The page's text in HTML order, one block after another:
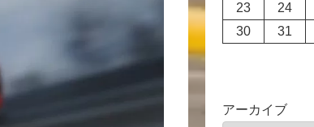
23
24
30
31
アーカイブ